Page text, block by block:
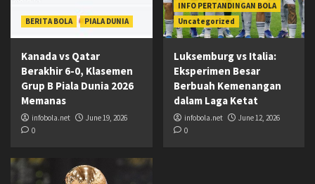
BERITA BOLA PIALA DUNIA
Kanada vs Qatar
Berakhir 6-0, Klasemen
Grup B Piala Dunia 2026
Memanas
infobola.net
June 19, 2026
0
INFO PERTANDINGAN BOLA
Uncategorized
Luksemburg vs Italia:
Eksperimen Besar
Berbuah Kemenangan
dalam Laga Ketat
infobola.net
June 12, 2026
0